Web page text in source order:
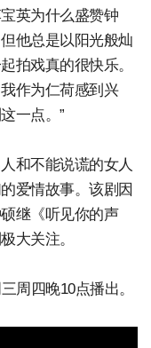
英为什么盛赞钟
他总是以阳光般灿
拍戏真的很快乐。
作为仁荷感到兴
一点。”
和不能说谎的女人
爱情故事。该剧因
继《听见你的声
大关注。
周四晚10点播出。